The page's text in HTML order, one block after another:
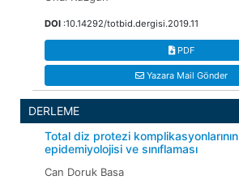
DOI :10.14292/totbid.dergisi.2019.11
PDF
Yazara Mail Gönder
DERLEME
Total diz protezi komplikasyonlarının
epidemiyolojisi ve sınıflaması
Can Doruk Basa